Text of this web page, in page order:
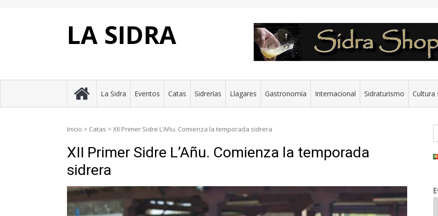
LA SIDRA
La Sidra Eventos Catas Sidrerías Llagares Gastronomía Internacional Sidraturismo Cultura
Inicio > Catas > XII Primer Sidre L’Añu. Comienza la temporada sidrera
XII Primer Sidre L’Añu. Comienza la temporada
sidrera